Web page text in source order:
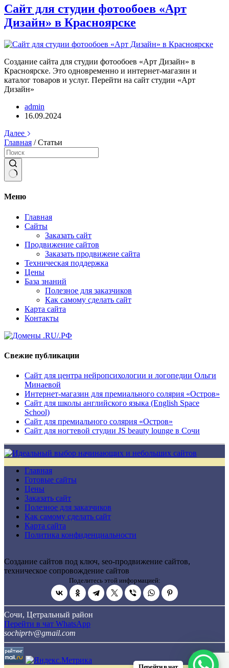
Сайт для студии фотообоев «Арт
Дизайн» в Красноярске
Создание сайта для студии фотообоев «Арт Дизайн» в
Красноярске. Это одновременно и интернет-магазин и
каталог товаров и услуг. Перейти на сайт студии «Арт
Дизайн»
admin
16.09.2024
Далее
Главная /Статьи
не
Меню
Главная
Сайты
Заказать сайт
Продвижение сайтов
Заказать продвижеие сайта
Техническая поддержка
Цены
База знаний
Полезное для заказчиков
Как самому сделать сайт
Карта сайта
Контакты
Свежие публикации
Сайт для центра нейропсихологии и логопедии Ольги
Минаевой
Интернет-магазин для премиального солярия «Остров»
Сайт для школы английского языка (English Space
School)
Сайт для премиального солярия «Остров»
Сайт для ногтевой студии JS beauty lounge в Сочи
Главная
Готовые сайты
Цены
Заказать сайт
Полезное для заказчиков
Как самому сделать сайт
Карта сайта
Политика конфиденциальности
Создание сайтов под ключ, seo-продвижение сайтов,
техническое сопровождение сайтов
Поделитесь этой информацией:
Сочи, Цетральный район
Перейти в чат WhatsApp
sochiprtv@gmail.com